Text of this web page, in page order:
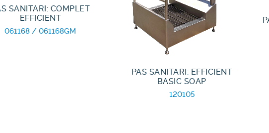
SANITARI: COMPLET
EFFICIENT
061168 / 061168GM
PAS SANITARI: EFFICIENT
BASIC SOAP
120105